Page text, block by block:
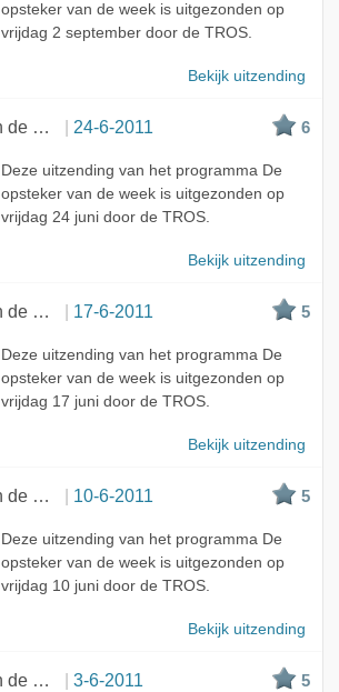
opsteker van de week is uitgezonden op
vrijdag 2 september door de TROS.
Bekijk uitzending
De opsteker van de week 24-6-2011 6
Deze uitzending van het programma De
opsteker van de week is uitgezonden op
vrijdag 24 juni door de TROS.
Bekijk uitzending
De opsteker van de week 17-6-2011 5
Deze uitzending van het programma De
opsteker van de week is uitgezonden op
vrijdag 17 juni door de TROS.
Bekijk uitzending
De opsteker van de week 10-6-2011 5
Deze uitzending van het programma De
opsteker van de week is uitgezonden op
vrijdag 10 juni door de TROS.
Bekijk uitzending
De opsteker van de week 3-6-2011 5